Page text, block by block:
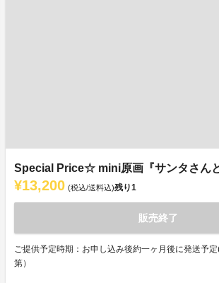
Special Price☆ mini原画『サンタさんと
¥13,200 (税込/送料込)残り1
販売終了
ご提供予定時期：お申し込み後約一ヶ月後に発送予
第）